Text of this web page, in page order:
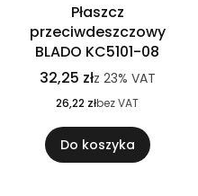
Płaszcz
przeciwdeszczowy
BLADO KC5101-08
32,25 złz 23% VAT
26,22 złbez VAT
Do koszyka